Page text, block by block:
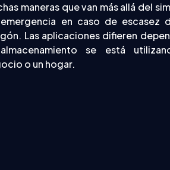
maneras que van más allá del
en caso de escasez
Las aplicaciones difieren
se está
o un hogar.